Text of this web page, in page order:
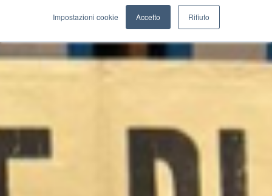
Impostazioni cookie Accetto Rifiuto